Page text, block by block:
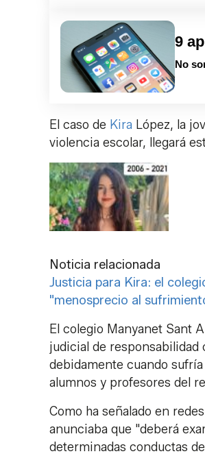
9
No
El caso de Kira López, la
violencia escolar, llegará
Noticia relacionada
Justicia para Kira: el
"menosprecio al
El colegio Manyanet Sant
judicial de responsabilidad
debidamente cuando
alumnos y profesores del
Como ha señalado en
anunciaba que "deberá
determinadas conductas